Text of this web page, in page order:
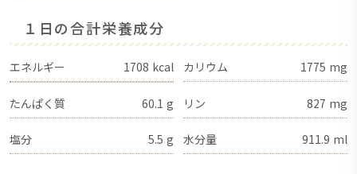
１日の合計栄養成分
エネルギー 1708 kcal カリウム 1775 mg
たんぱく質 60.1 g リン 827 mg
塩分 5.5 g 水分量 911.9 ml